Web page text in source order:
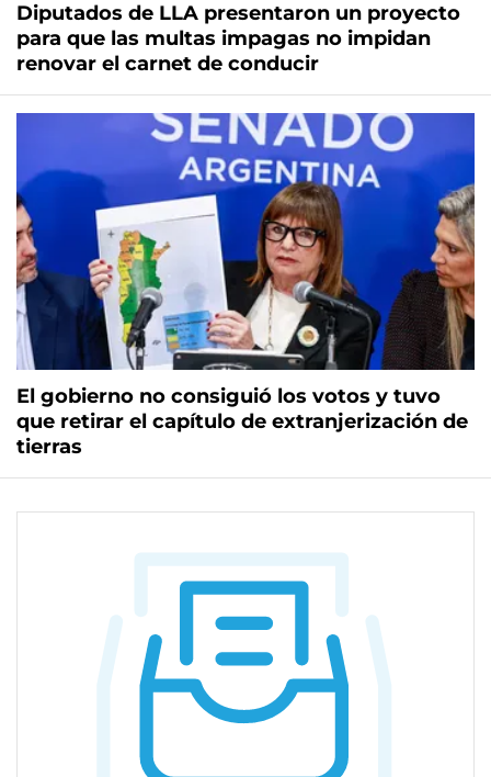
Diputados de LLA presentaron un proyecto
para que las multas impagas no impidan
renovar el carnet de conducir
El gobierno no consiguió los votos y tuvo
que retirar el capítulo de extranjerización de
tierras